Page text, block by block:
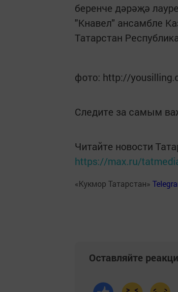
беренче дәрәҗә
"Кнавел" ансамбле
Татарстан
фото: http://
Следите за самым
Читайте новости
https://max.ru/
«Кукмор Татарстан»
Оставляйте